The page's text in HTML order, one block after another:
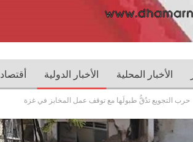
الأخبار المحلية الأخبار الدولية أقتصاد
حرب التجويع تدُقُّ طبولَها مع توقف عمل المخابز في غزة